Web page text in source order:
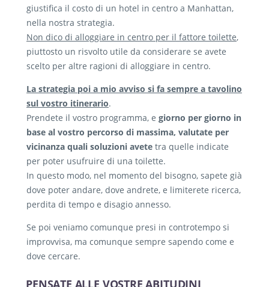
giustifica il costo di un hotel in centro a Manhattan,
nella nostra strategia.
Non dico di alloggiare in centro per il fattore toilette,
piuttosto un risvolto utile da considerare se avete
scelto per altre ragioni di alloggiare in centro.
La strategia poi a mio avviso si fa sempre a tavolino
sul vostro itinerario.
Prendete il vostro programma, e giorno per giorno in
base al vostro percorso di massima, valutate per
vicinanza quali soluzioni avete tra quelle indicate
per poter usufruire di una toilette.
In questo modo, nel momento del bisogno, sapete già
dove poter andare, dove andrete, e limiterete ricerca,
perdita di tempo e disagio annesso.
Se poi veniamo comunque presi in controtempo si
improvvisa, ma comunque sempre sapendo come e
dove cercare.
PENSATE ALLE VOSTRE ABITUDINI